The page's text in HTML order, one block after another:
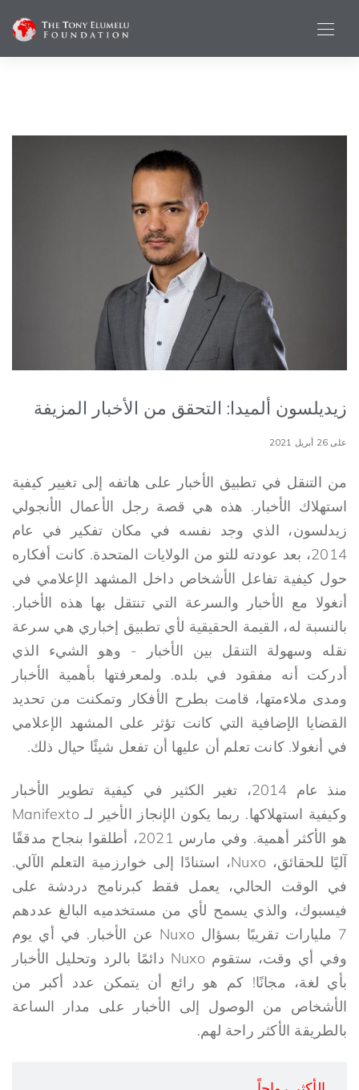
زيديلسون ألميدا: التحقق من الأخبار المزيفة
على 26 أبريل 2021
من التنقل في تطبيق الأخبار على هاتفه إلى تغيير كيفية
استهلاك الأخبار. هذه هي قصة رجل الأعمال الأنجولي
زيدلسون، الذي وجد نفسه في مكان تفكير في عام
2014، بعد عودته للتو من الولايات المتحدة. كانت أفكاره
حول كيفية تفاعل الأشخاص داخل المشهد الإعلامي في
أنغولا مع الأخبار والسرعة التي تنتقل بها هذه الأخبار.
بالنسبة له، القيمة الحقيقية لأي تطبيق إخباري هي سرعة
نقله وسهولة التنقل بين الأخبار - وهو الشيء الذي
أدركت أنه مفقود في بلده. ولمعرفتها بأهمية الأخبار
ومدى ملاءمتها، قامت بطرح الأفكار وتمكنت من تحديد
القضايا الإضافية التي كانت تؤثر على المشهد الإعلامي
في أنغولا. كانت تعلم أن عليها أن تفعل شيئًا حيال ذلك.
منذ عام 2014، تغير الكثير في كيفية تطوير الأخبار
وكيفية استهلاكها. ربما يكون الإنجاز الأخير لـ Manifexto
هو الأكثر أهمية. وفي مارس 2021، أطلقوا بنجاح مدققًا
آليًا للحقائق، Nuxo، استنادًا إلى خوارزمية التعلم الآلي.
في الوقت الحالي، يعمل فقط كبرنامج دردشة على
فيسبوك، والذي يسمح لأي من مستخدميه البالغ عددهم
7 مليارات تقريبًا بسؤال Nuxo عن الأخبار. في أي يوم
وفي أي وقت، ستقوم Nuxo دائمًا بالرد وتحليل الأخبار
بأي لغة، مجانًا! كم هو رائع أن يتمكن عدد أكبر من
الأشخاص من الوصول إلى الأخبار على مدار الساعة
بالطريقة الأكثر راحة لهم.